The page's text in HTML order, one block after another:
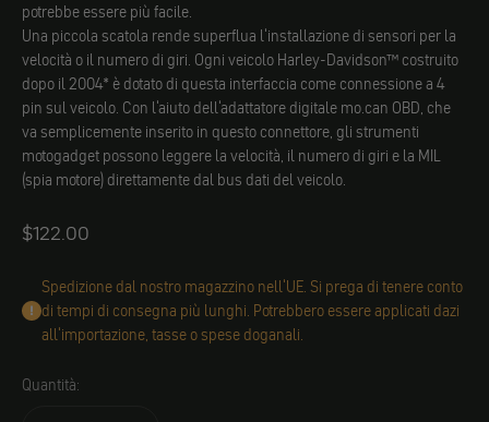
potrebbe essere più facile.
Una piccola scatola rende superflua l'installazione di sensori per la
velocità o il numero di giri. Ogni veicolo Harley-Davidson™ costruito
dopo il 2004* è dotato di questa interfaccia come connessione a 4
pin sul veicolo. Con l'aiuto dell'adattatore digitale mo.can OBD, che
va semplicemente inserito in questo connettore, gli strumenti
motogadget possono leggere la velocità, il numero di giri e la MIL
(spia motore) direttamente dal bus dati del veicolo.
Angebot
$122.00
Spedizione dal nostro magazzino nell'UE. Si prega di tenere conto
di tempi di consegna più lunghi. Potrebbero essere applicati dazi
all'importazione, tasse o spese doganali.
Quantità: